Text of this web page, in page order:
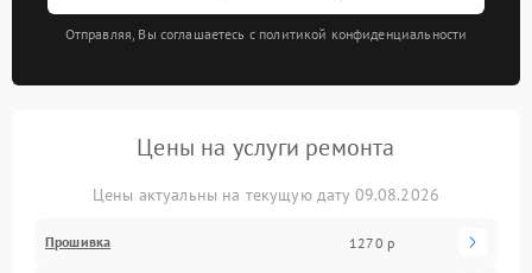
Отправляя, Вы соглашаетесь с политикой конфиденциальности
Цены на услуги ремонта
Цены актуальны на текущую дату 09.08.2026
Прошивка 1270 р